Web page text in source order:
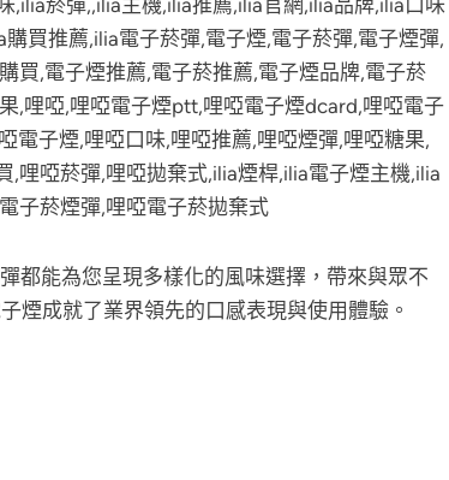
都能為您呈現多樣化的風味選擇，帶來與眾不
煙成就了業界領先的口感表現與使用體驗。